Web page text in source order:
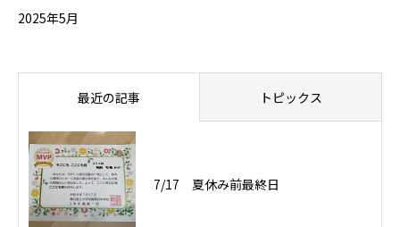
2025年5月
最近の記事 トピックス
7/17 夏休み前最終日